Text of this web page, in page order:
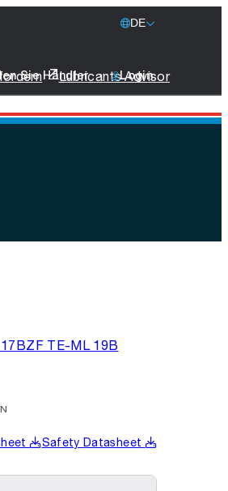
DE
Lubricants Advisor
Sie Händler Login
ZF TE-ML 19B
Safety Datasheet